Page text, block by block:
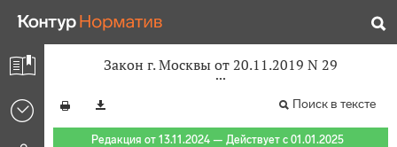
Закон г. Москвы от 20.11.2019 N 29
Поиск в тексте
Редакция от 13.11.2024 — Действует с 01.01.2025